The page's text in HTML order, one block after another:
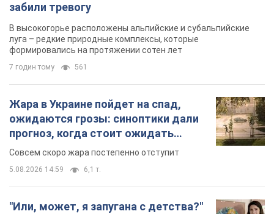
забили тревогу
В высокогорье расположены альпийские и субальпийские
луга – редкие природные комплексы, которые
формировались на протяжении сотен лет
7 годин тому 561
Жара в Украине пойдет на спад,
ожидаются грозы: синоптики дали
прогноз, когда стоит ожидать
изменения погоды
Совсем скоро жара постепенно отступит
5.08.2026 14:59 6,1 т.
"Или, может, я запугана с детства?"